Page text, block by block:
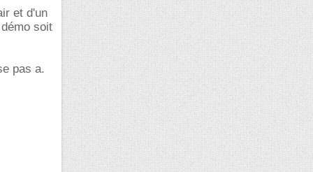
et d'un
soit
pas a.